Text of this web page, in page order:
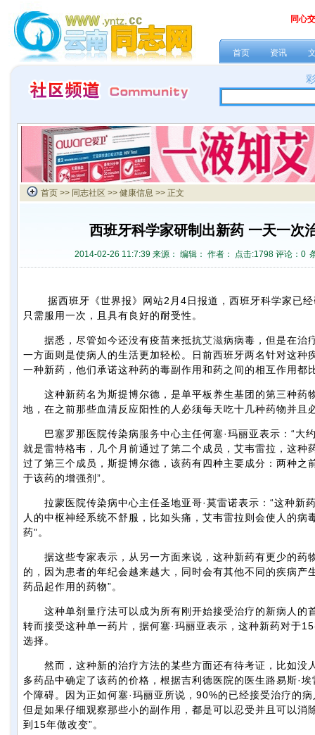
同心
首页 资讯
首页 >> 同志社区 >> 健康信息 >> 正文
西班牙科学家研制出新药 一天一次
2014-02-26 11:7:39 来源： 编辑： 作者： 点击:1798 评论：0
据西班牙《世界报》网站2月4日报道，西班牙科学家已经
只需服用一次，且具有良好的耐受性。
据悉，尽管如今还没有疫苗来抵抗艾滋病病毒，但是在治
一方面则是使病人的生活更加轻松。日前西班牙两名针对这种
一种新药，他们承诺这种药的毒副作用和药之间的相互作用都
这种新药名为斯提博尔德，是单平板养生基团的第三种药
地，在之前那些血清反应阳性的人必须每天吃十几种药物并且
巴塞罗那医院传染病服务中心主任何塞·玛丽亚表示：“大
就是雷特格韦，几个月前通过了第二个成员，艾韦雷拉，这
过了第三个成员，斯提博尔德，该药有四种主要成分：两种
于该药的增强剂”。
拉蒙医院传染病中心主任圣地亚哥·莫雷诺表示：“这种新
人的中枢神经系统不舒服，比如头痛，艾韦雷拉则会使人的
药”。
据这些专家表示，从另一方面来说，这种新药有更少的药
的，因为患者的年纪会越来越大，同时会有其他不同的疾病
药品起作用的药物”。
这种单剂量疗法可以成为所有刚开始接受治疗的新病人的
转而接受这种单一药片，据何塞·玛丽亚表示，这种新药对于
选择。
然而，这种新的治疗方法的某些方面还有待考证，比如没
多药品中确定了该药的价格，根据吉利德医院的医生路易斯·
个障碍。因为正如何塞·玛丽亚所说，90%的已经接受治疗的
但是如果仔细观察那些小的副作用，都是可以忍受并且可以
到15年做改变”。